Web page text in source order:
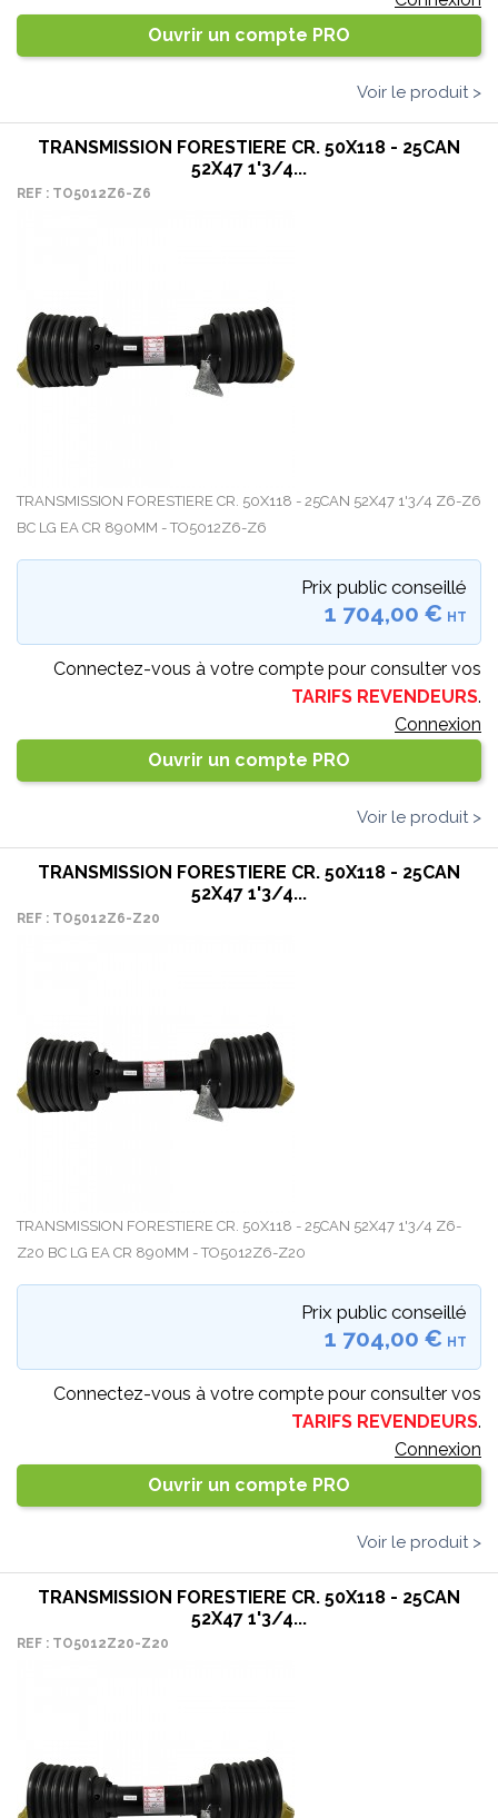
Ouvrir un compte PRO
Voir le produit >
TRANSMISSION FORESTIERE CR. 50X118 - 25CAN
52X47 1'3/4...
REF : TO5012Z6-Z6
TRANSMISSION FORESTIERE CR. 50X118 - 25CAN 52X47 1'3/4 Z6-Z6
BC LG EA CR 890MM - TO5012Z6-Z6
Prix public conseillé
1 704,00 € HT
Connectez-vous à votre compte pour consulter vos
TARIFS REVENDEURS.
Connexion
Ouvrir un compte PRO
Voir le produit >
TRANSMISSION FORESTIERE CR. 50X118 - 25CAN
52X47 1'3/4...
REF : TO5012Z6-Z20
TRANSMISSION FORESTIERE CR. 50X118 - 25CAN 52X47 1'3/4 Z6-
Z20 BC LG EA CR 890MM - TO5012Z6-Z20
Prix public conseillé
1 704,00 € HT
Connectez-vous à votre compte pour consulter vos
TARIFS REVENDEURS.
Connexion
Ouvrir un compte PRO
Voir le produit >
TRANSMISSION FORESTIERE CR. 50X118 - 25CAN
52X47 1'3/4...
REF : TO5012Z20-Z20